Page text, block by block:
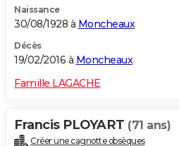
Naissance
30/08/1928 à Moncheaux
Décès
19/02/2016 à Moncheaux
Famille LAGACHE
Francis PLOYART (71 ans)
Créer une cagnotte obsèques